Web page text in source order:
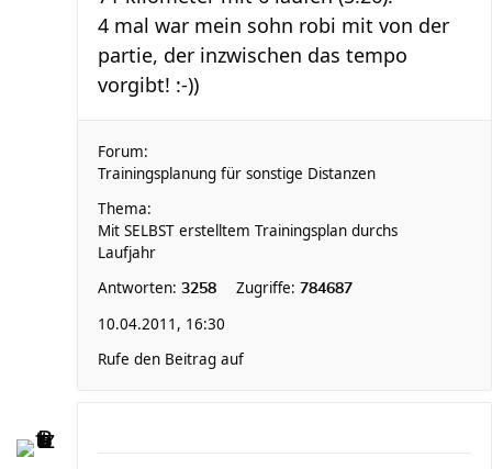
4 mal war mein sohn robi mit von der
partie, der inzwischen das tempo
vorgibt! :-))
Forum:
Trainingsplanung für sonstige Distanzen
Thema:
Mit SELBST erstelltem Trainingsplan durchs
Laufjahr
Antworten: 3258 Zugriffe: 784687
10.04.2011, 16:30
Rufe den Beitrag auf